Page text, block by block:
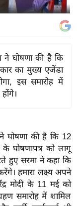
ने घोषणा की है कि
का मुख्य एजेंडा
इस समारोह में
घोषणा की है कि 12
घोषणापत्र को लागू
हुए सरमा ने कहा कि
हमारा लक्ष्य अपने
मोदी के 11 मई को
समारोह में शामिल